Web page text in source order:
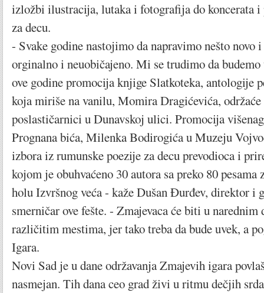
izložbi ilustracija, lutaka i fotografija do koncerata i
za decu.
- Svake godine nastojimo da napravimo nešto novo
orginalno i neuobičajeno. Mi se trudimo da budemo
ove godine promocija knjige Slatkoteka, antologije
koja miriše na vanilu, Momira Dragićevića, održaće
poslastičarnici u Dunavskoj ulici. Promocija
Prognana bića, Milenka Bodirogića u Muzeju
izbora iz rumunske poezije za decu prevodioca i
kojom je obuhvaćeno 30 autora sa preko 80 pesama
holu Izvršnog veća - kaže Dušan Đurđev, direktor i
smerničar ove fešte. - Zmajevaca će biti u narednim
različitim mestima, jer tako treba da bude uvek, a
Igara.
Novi Sad je u dane održavanja Zmajevih igara
nasmejan. Tih dana ceo grad živi u ritmu dečjih